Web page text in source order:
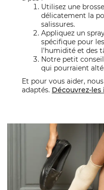
Utilisez une
délicatement la
salissures.
Appliquez un
spécifique pour
l'humidité et des
Notre petit
qui pourraient
Et pour vous aider,
adaptés. Découvrez-les